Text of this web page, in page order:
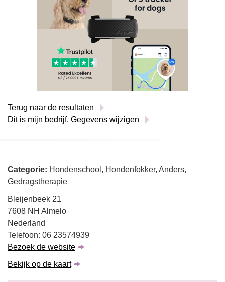
Terug naar de resultaten
Dit is mijn bedrijf. Gegevens wijzigen
Categorie: Hondenschool, Hondenfokker, Anders,
Gedragstherapie
Bleijenbeek 21
7608 NH Almelo
Nederland
Telefoon: 06 23574939
Bezoek de website
Bekijk op de kaart